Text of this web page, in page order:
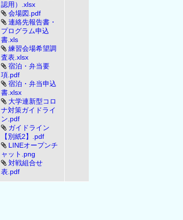
認用）.xlsx
会場図.pdf
連絡先報告書・
プログラム申込
書.xls
練習会場希望調
査表.xlsx
宿泊・弁当要
項.pdf
宿泊・弁当申込
書.xlsx
大学連新型コロ
ナ対策ガイドライ
ン.pdf
ガイドライン
【別紙2】.pdf
LINEオープンチ
ャット.png
対戦組合せ
表.pdf